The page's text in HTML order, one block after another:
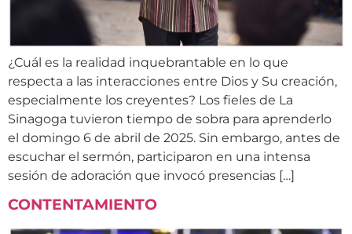
¿Cuál es la realidad inquebrantable en lo que
respecta a las interacciones entre Dios y Su creación,
especialmente los creyentes? Los fieles de La
Sinagoga tuvieron tiempo de sobra para aprenderlo
el domingo 6 de abril de 2025. Sin embargo, antes de
escuchar el sermón, participaron en una intensa
sesión de adoración que invocó presencias […]
CONTENTAMIENTO